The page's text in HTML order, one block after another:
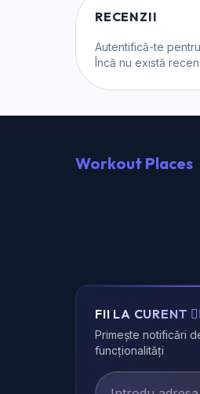
RECENZII
Autentifică-te
Încă nu există
Workout Places
FII LA CURENT
Primește notificări
funcționalități